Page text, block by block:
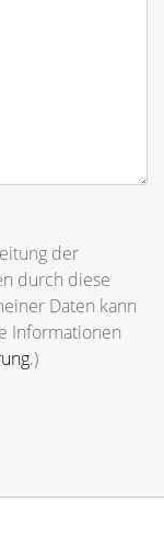
der
durch diese
Daten kann
Informationen
.)